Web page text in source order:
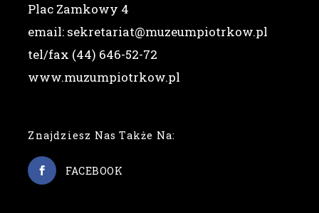
Plac Zamkowy 4
email: sekretariat@muzeumpiotrkow.pl
tel/fax (44) 646-52-72
www.muzumpiotrkow.pl
Znajdziesz Nas Także Na:
FACEBOOK